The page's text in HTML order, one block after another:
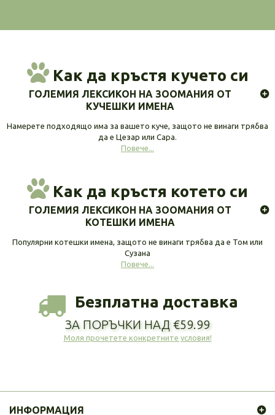
Как да кръстя кучето си
ГОЛЕМИЯ ЛЕКСИКОН НА ЗООМАНИЯ ОТ
КУЧЕШКИ ИМЕНА
Намерете подходящо има за вашето куче, защото не винаги трябва
да е Цезар или Сара.
Повече...
Как да кръстя котето си
ГОЛЕМИЯ ЛЕКСИКОН НА ЗООМАНИЯ ОТ
КОТЕШКИ ИМЕНА
Популярни котешки имена, защото не винаги трябва да е Том или
Сузана
Повече...
Безплатна доставка
ЗА ПОРЪЧКИ НАД €59.99
Моля прочетете конкретните условия!
ИНФОРМАЦИЯ